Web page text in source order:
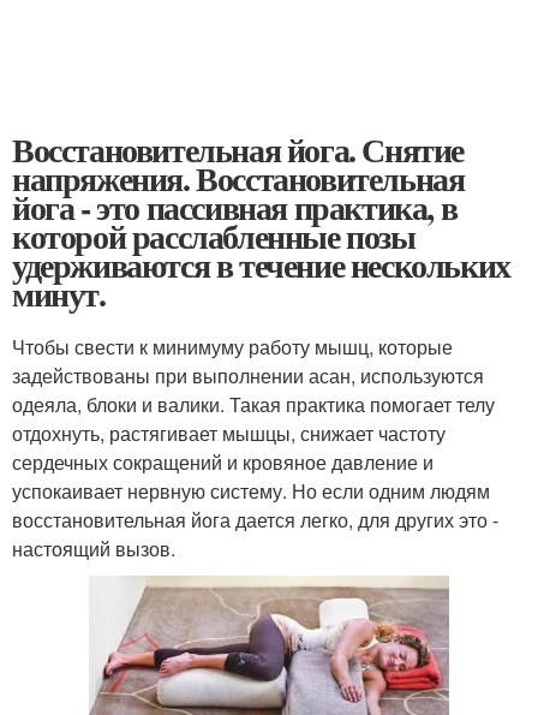
Восстановительная йога. Снятие
напряжения. Восстановительная
йога - это пассивная практика, в
которой расслабленные позы
удерживаются в течение нескольких
минут.
Чтобы свести к минимуму работу мышц, которые
задействованы при выполнении асан, используются
одеяла, блоки и валики. Такая практика помогает телу
отдохнуть, растягивает мышцы, снижает частоту
сердечных сокращений и кровяное давление и
успокаивает нервную систему. Но если одним людям
восстановительная йога дается легко, для других это -
настоящий вызов.